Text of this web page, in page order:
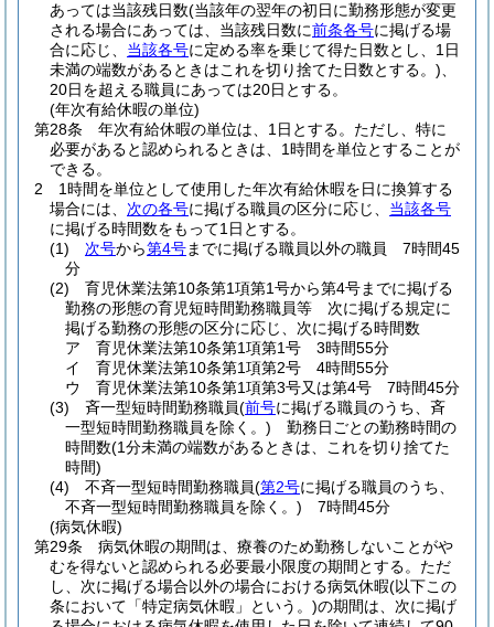
あっては当該残日数(当該年の翌年の初日に勤務形態が変更
される場合にあっては、当該残日数に前条各号に掲げる場
合に応じ、 当該各号に定める率を乗じて得た日数とし、1日
未満の端数があるときはこれを切り捨てた日数とする。)
20日を超える職員にあっては20日とする。
(年次有給休暇の単位)
第28条
年次有給休暇の単位は、1日とする。 ただし、特に
必要があると認められるときは、1時間を単位とすることが
できる。
2
1時間を単位として使用した年次有給休暇を日に換算する
場合には、 次の各号に掲げる職員の区分に応じ、 当該各号
に掲げる時間数をもって1日とする。
(1)
次号から第4号までに掲げる職員以外の職員 7時間45
分
(2)
育児休業法第10条第1項第1号から第4号までに掲げる
勤務の形態の育児短時間勤務職員等 次に掲げる規定に
掲げる勤務の形態の区分に応じ、次に掲げる時間数
ア
育児休業法第10条第1項第1号 3時間55分
イ
育児休業法第10条第1項第2号 4時間55分
ウ
育児休業法第10条第1項第3号又は第4号 7時間45分
(3)
斉一型短時間勤務職員(前号に掲げる職員のうち、斉
一型短時間勤務職員を除く。) 勤務日ごとの勤務時間の
時間数(1分未満の端数があるときは、これを切り捨てた
時間)
(4)
不斉一型短時間勤務職員(第2号に掲げる職員のうち、
不斉一型短時間勤務職員を除く。) 7時間45分
(病気休暇)
第29条
病気休暇の期間は、療養のため勤務しないことがや
むを得ないと認められる必要最小限度の期間とする。 ただ
し、次に掲げる場合以外の場合における病気休暇(以下この
条において「特定病気休暇」という。)の期間は、次に掲げ